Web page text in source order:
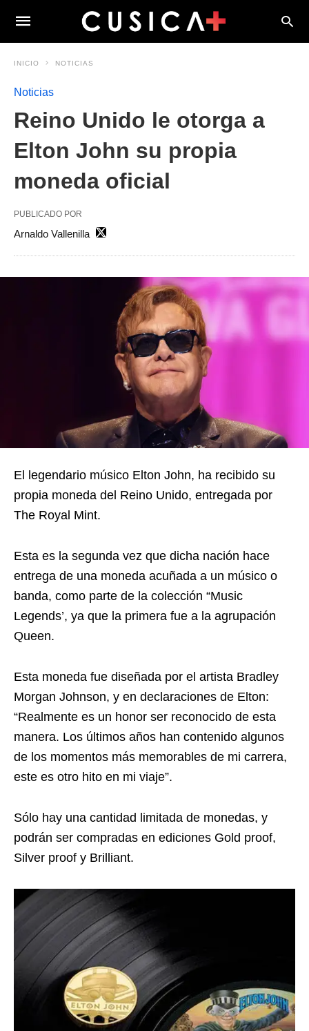
INICIO NOTICIAS
Noticias
Reino Unido le otorga a
Elton John su propia
moneda oficial
PUBLICADO POR
Arnaldo Vallenilla
El legendario músico Elton John, ha recibido su
propia moneda del Reino Unido, entregada por
The Royal Mint.
Esta es la segunda vez que dicha nación hace
entrega de una moneda acuñada a un músico o
banda, como parte de la colección “Music
Legends’, ya que la primera fue a la agrupación
Queen.
Esta moneda fue diseñada por el artista Bradley
Morgan Johnson, y en declaraciones de Elton:
“Realmente es un honor ser reconocido de esta
manera. Los últimos años han contenido algunos
de los momentos más memorables de mi carrera,
este es otro hito en mi viaje”.
Sólo hay una cantidad limitada de monedas, y
podrán ser compradas en ediciones Gold proof,
Silver proof y Brilliant.